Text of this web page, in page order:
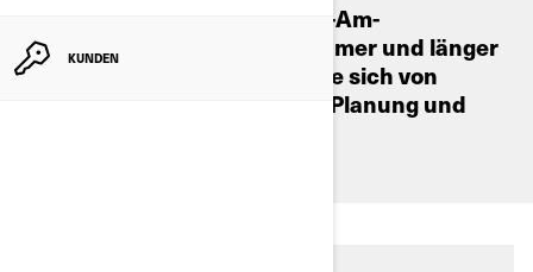
KUNDEN
Erfahren Sie, wie Sie mit Can-Am-
Elektromotorrädern angenehmer und länger
fahren können, und lassen Sie sich von
unseren Experten in Sachen Planung und